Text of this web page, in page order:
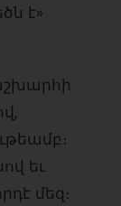
է»
եւ
մեզ։